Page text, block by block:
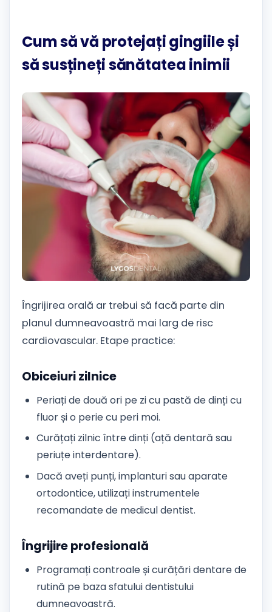
Cum să vă protejați gingiile și
să susțineți sănătatea inimii
Îngrijirea orală ar trebui să facă parte din
planul dumneavoastră mai larg de risc
cardiovascular. Etape practice:
Obiceiuri zilnice
Periați de două ori pe zi cu pastă de dinți cu
fluor și o perie cu peri moi.
Curățați zilnic între dinți (ață dentară sau
periuțe interdentare).
Dacă aveți punți, implanturi sau aparate
ortodontice, utilizați instrumentele
recomandate de medicul dentist.
Îngrijire profesională
Programați controale și curățări dentare de
rutină pe baza sfatului dentistului
dumneavoastră.